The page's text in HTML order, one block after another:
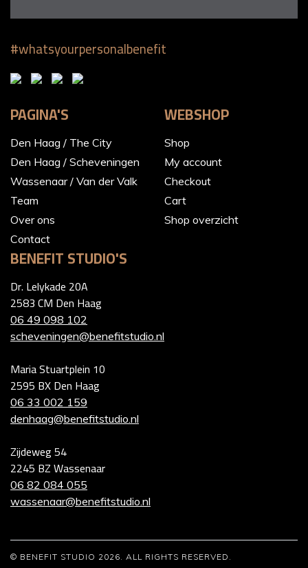
#whatsyourpersonalbenefit
PAGINA'S
Den Haag / The City
Den Haag / Scheveningen
Wassenaar / Van der Valk
Team
Over ons
Contact
WEBSHOP
Shop
My account
Checkout
Cart
Shop overzicht
BENEFIT STUDIO'S
Dr. Lelykade 20A
2583 CM Den Haag
06 49 098 102
scheveningen@benefitstudio.nl
Maria Stuartplein 10
2595 BX Den Haag
06 33 002 159
denhaag@benefitstudio.nl
Zijdeweg 54
2245 BZ Wassenaar
06 82 084 055
wassenaar@benefitstudio.nl
© BENEFIT STUDIO 2026. ALL RIGHTS RESERVED.